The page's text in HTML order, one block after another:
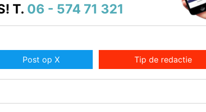
T. 06 - 574 71 321
Post op X Tip de redactie